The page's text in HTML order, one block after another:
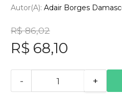
Autor(a): Adair Borges
R$ 86,02
R$ 68,10
- +